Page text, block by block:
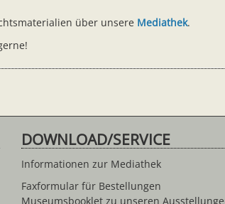
über unsere Mediathek.
DOWNLOAD/SERVICE
Informationen zur Mediathek
Faxformular für Bestellungen
Museumsbooklet zu unseren